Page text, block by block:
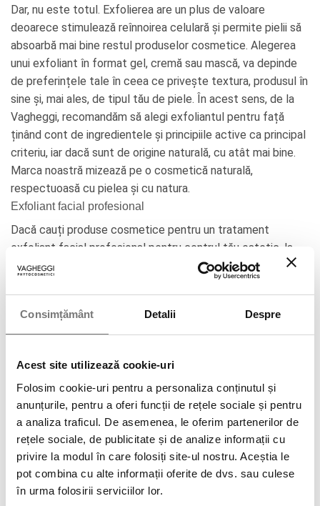
Consimțământ Detalii Despre
Acest site utilizează cookie-uri
Folosim cookie-uri pentru a personaliza conținutul și
anunțurile, pentru a oferi funcții de rețele sociale și pentru
a analiza traficul. De asemenea, le oferim partenerilor de
rețele sociale, de publicitate și de analize informații cu
privire la modul în care folosiți site-ul nostru. Aceștia le
pot combina cu alte informații oferite de dvs. sau culese
în urma folosirii serviciilor lor.
Dar, nu este totul. Exfolierea are un plus de valoare
deoarece stimulează reînnoirea celulară și permite pielii să
absoarbă mai bine restul produselor cosmetice. Alegerea
unui exfoliant în format gel, cremă sau mască, va depinde
de preferințele tale în ceea ce privește textura, produsul în
sine și, mai ales, de tipul tău de piele. În acest sens, de la
Vagheggi, recomandăm să alegi exfoliantul pentru față
ținând cont de ingredientele și principiile active ca principal
criteriu, iar dacă sunt de origine naturală, cu atât mai bine.
Marca noastră mizează pe o cosmetică naturală,
respectuoasă cu pielea și cu natura.
Exfoliant facial profesional
Dacă cauți produse cosmetice pentru un tratament
exfoliant facial profesional pentru centrul tău estetic, la
Vagheggi poți găsi o gamă largă de opțiuni de exfoliante
faciale în format profesional, care, combinate cu aparatură
În secțiunea noastră de scrub-uri exfoliante faciale, poți
găsi tratamente profesionale de exfoliere în kit, peeling-uri
tipurile de piele, măști etc. Dacă nu cunoști beneficiile de a
face parte din familia Vagheggi, te invităm să citești despre
angajamentele noastre de susținere socială și de mediu.
Suntem o marcă cu peste 45 de ani de istorie, născută în
Italia și prezentă în multe țări din Europa, precum și în
Taiwan, Malaezia, Australia, Noua Zeelandă, Mexic sau
Canada, printre altele. Dacă centrul tău de estetic mizează
pe cosmetica naturală, încearcă produsele noastre de